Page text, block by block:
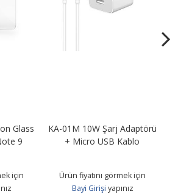
Glass
9
için
KA-01M 10W Şarj Adaptörü
+ Micro USB Kablo
Ürün fiyatını görmek için
Bayi Girişi yapınız